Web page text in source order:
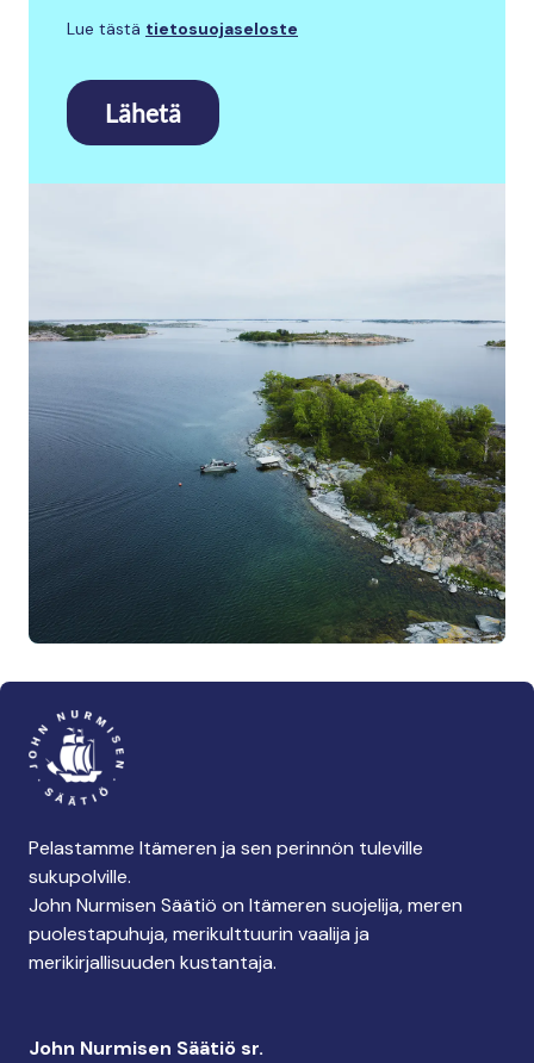
Lue tästä tietosuojaseloste
Lähetä
Pelastamme Itämeren ja sen perinnön tuleville
sukupolville.
John Nurmisen Säätiö on Itämeren suojelija, meren
puolestapuhuja, merikulttuurin vaalija ja
merikirjallisuuden kustantaja.
John Nurmisen Säätiö sr.